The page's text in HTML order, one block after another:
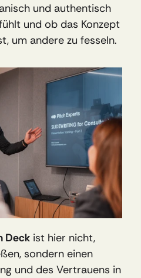
und authentisch
und ob das Konzept
um andere zu fesseln.
Deck ist hier nicht,
sondern einen
und des Vertrauens in